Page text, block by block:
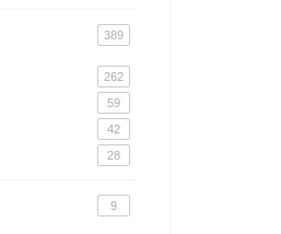
389
262
59
42
28
9